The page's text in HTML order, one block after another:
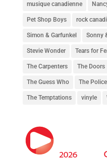
musique canadienne
Pet Shop Boys rock
Simon & Garfunkel Sonny
Stevie Wonder Tears for
The Carpenters The Doors
The Guess Who The Police
The Temptations vinyle